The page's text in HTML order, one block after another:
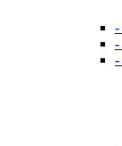
-
-
-